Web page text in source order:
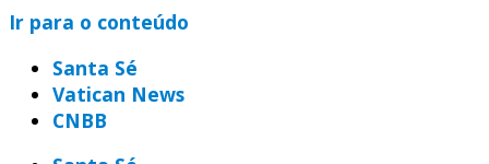
Ir para o conteúdo
Santa Sé
Vatican News
CNBB